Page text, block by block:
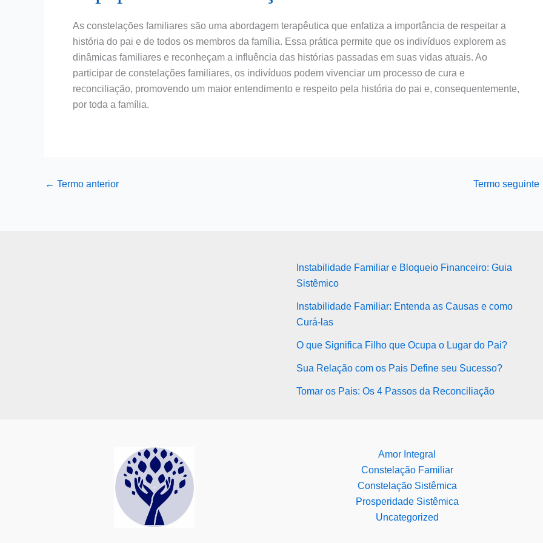
As constelações familiares são uma abordagem terapêutica que enfatiza a importância de respeitar a
história do pai e de todos os membros da família. Essa prática permite que os indivíduos explorem as
dinâmicas familiares e reconheçam a influência das histórias passadas em suas vidas atuais. Ao
participar de constelações familiares, os indivíduos podem vivenciar um processo de cura e
reconciliação, promovendo um maior entendimento e respeito pela história do pai e, consequentemente,
por toda a família.
← Termo anterior Termo seguinte
Instabilidade Familiar e Bloqueio Financeiro: Guia
Sistêmico
Instabilidade Familiar: Entenda as Causas e como
Curá-las
O que Significa Filho que Ocupa o Lugar do Pai?
Sua Relação com os Pais Define seu Sucesso?
Tomar os Pais: Os 4 Passos da Reconciliação
Amor Integral
Constelação Familiar
Constelação Sistêmica
Prosperidade Sistêmica
Uncategorized